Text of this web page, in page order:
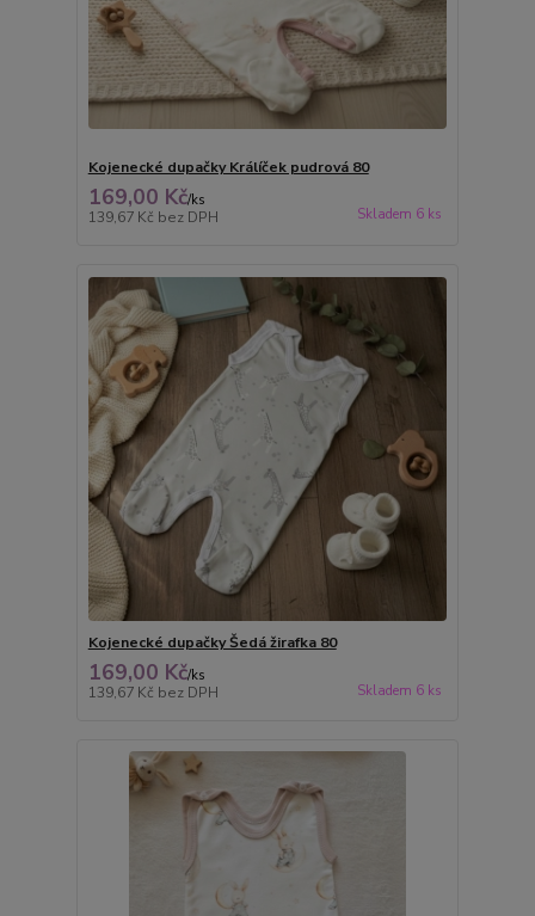
Kojenecké dupačky Králíček pudrová 80
169,00 Kč/ks
139,67 Kč bez DPH Skladem 6 ks
Kojenecké dupačky Šedá žirafka 80
169,00 Kč/ks
139,67 Kč bez DPH Skladem 6 ks